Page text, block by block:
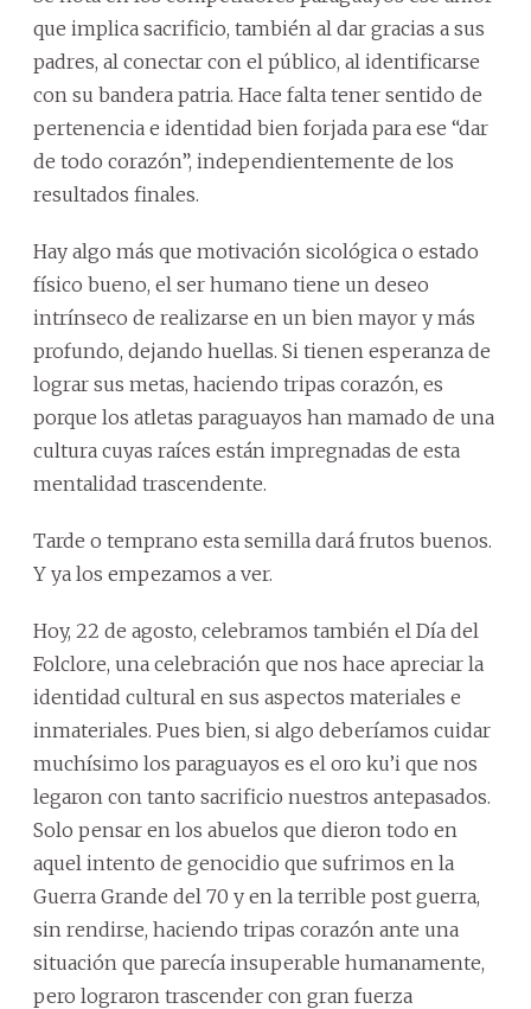
que implica sacrificio, también al dar gracias a sus
padres, al conectar con el público, al identificarse
con su bandera patria. Hace falta tener sentido de
pertenencia e identidad bien forjada para ese “dar
de todo corazón”, independientemente de los
resultados finales.
Hay algo más que motivación sicológica o estado
físico bueno, el ser humano tiene un deseo
intrínseco de realizarse en un bien mayor y más
profundo, dejando huellas. Si tienen esperanza de
lograr sus metas, haciendo tripas corazón, es
porque los atletas paraguayos han mamado de una
cultura cuyas raíces están impregnadas de esta
mentalidad trascendente.
Tarde o temprano esta semilla dará frutos buenos.
Y ya los empezamos a ver.
Hoy, 22 de agosto, celebramos también el Día del
Folclore, una celebración que nos hace apreciar la
identidad cultural en sus aspectos materiales e
inmateriales. Pues bien, si algo deberíamos cuidar
muchísimo los paraguayos es el oro ku’i que nos
legaron con tanto sacrificio nuestros antepasados.
Solo pensar en los abuelos que dieron todo en
aquel intento de genocidio que sufrimos en la
Guerra Grande del 70 y en la terrible post guerra,
sin rendirse, haciendo tripas corazón ante una
situación que parecía insuperable humanamente,
pero lograron trascender con gran fuerza